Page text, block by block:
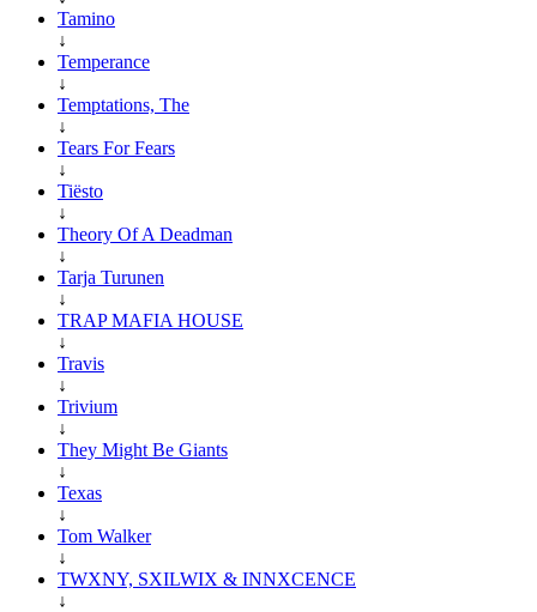
Tamino
↓
Temperance
↓
Temptations, The
↓
Tears For Fears
↓
Tiësto
↓
Theory Of A Deadman
↓
Tarja Turunen
↓
TRAP MAFIA HOUSE
↓
Travis
↓
Trivium
↓
They Might Be Giants
↓
Texas
↓
Tom Walker
↓
TWXNY, SXILWIX & INNXCENCE
↓